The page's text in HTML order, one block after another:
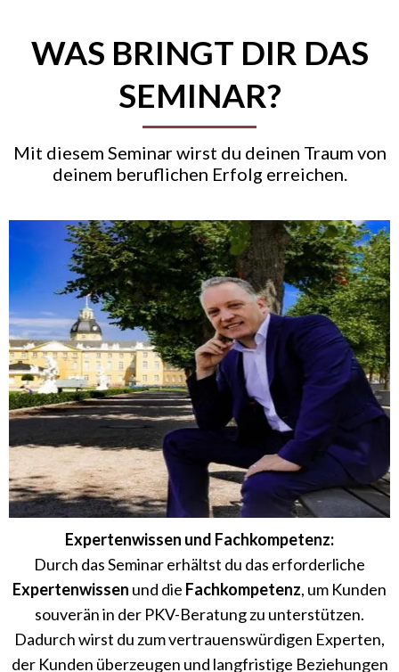
WAS BRINGT DIR DAS
SEMINAR?
Mit diesem Seminar wirst du deinen Traum von
deinem beruflichen Erfolg erreichen.
Expertenwissen und Fachkompetenz:
Durch das Seminar erhältst du das erforderliche
Expertenwissen und die Fachkompetenz, um Kunden
souverän in der PKV-Beratung zu unterstützen.
Dadurch wirst du zum vertrauenswürdigen Experten,
der Kunden überzeugen und langfristige Beziehungen